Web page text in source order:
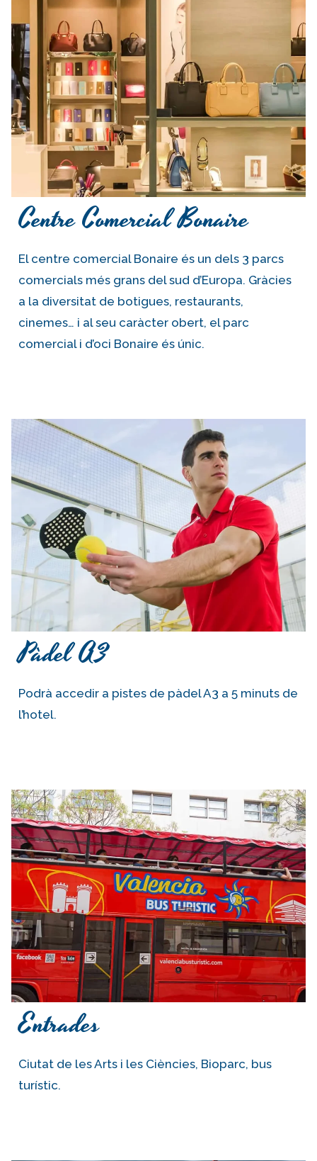
Centre Comercial Bonaire
El centre comercial Bonaire és un dels 3 parcs
comercials més grans del sud d’Europa. Gràcies
a la diversitat de botigues, restaurants,
cinemes… i al seu caràcter obert, el parc
comercial i d’oci Bonaire és únic.
Pàdel A3
Podrà accedir a pistes de pàdel A3 a 5 minuts de
l’hotel.
Entrades
Ciutat de les Arts i les Ciències, Bioparc, bus
turístic.